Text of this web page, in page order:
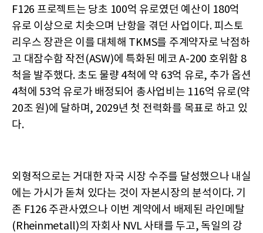
F126 프로젝트는 당초 100억 유로였던 예산이 180억
유로 이상으로 치솟으며 난항을 겪던 사업이다. 피스토
리우스 장관은 이를 대체해 TKMS를 주계약자로 낙점하
고 대잠수함 작전(ASW)에 특화된 메코 A-200 호위함 8
척을 발주했다. 초도 물량 4척에 약 63억 유로, 추가 옵션
4척에 53억 유로가 배정되어 총사업비는 116억 유로(약
20조 원)에 달하며, 2029년 첫 전력화를 목표로 하고 있
다.
외형적으로는 거대한 자국 시장 수주를 달성했으나 내실
에는 가시가 돋쳐 있다는 것이 자본시장의 분석이다. 기
존 F126 주관사였으나 이번 계약에서 배제된 라인메탈
(Rheinmetall)의 자회사 NVL 사태를 두고, 독일의 강